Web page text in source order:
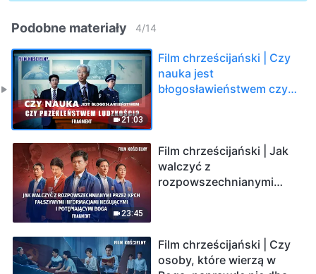
Podobne materiały 4/14
21:03
Film chrześcijański | Czy
nauka jest
błogosławieństwem czy
23:45
Film chrześcijański | Jak
walczyć z
rozpowszechnianymi
(Fragment)
Film chrześcijański | Czy
osoby, które wierzą w